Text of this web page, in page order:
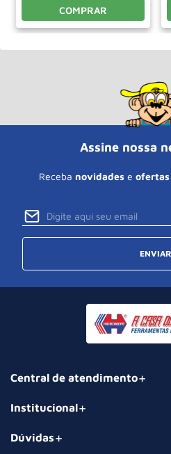
COMPRAR
Assine nossa
Receba novidades e ofertas
ENVIAR
Central de atendimento
Institucional
Dúvidas